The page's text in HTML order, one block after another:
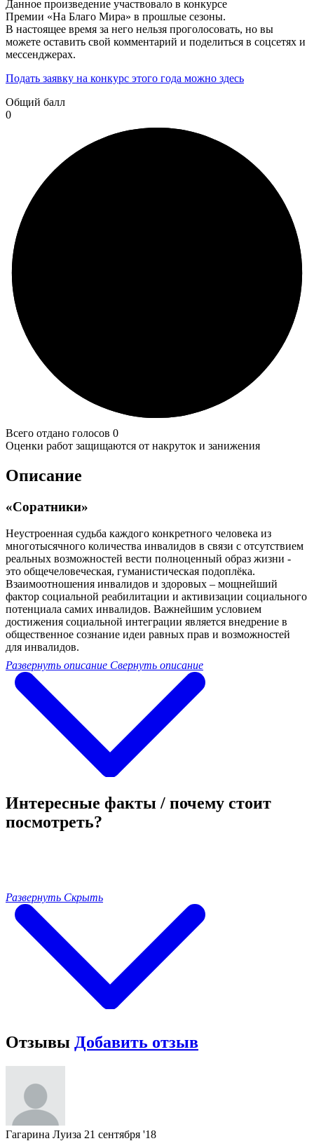
Данное произведение участвовало в конкурсе
Премии «На Благо Мира» в прошлые сезоны.
В настоящее время за него нельзя проголосовать, но вы
можете оставить свой комментарий и поделиться в соцсетях и
мессенджерах.
Подать заявку на конкурс этого года можно здесь
Общий балл
0
Всего отдано голосов 0
Оценки работ защищаются от накруток и занижения
Описание
«Соратники»
Неустроенная судьба каждого конкретного человека из
многотысячного количества инвалидов в связи с отсутствием
реальных возможностей вести полноценный образ жизни -
это общечеловеческая, гуманистическая подоплёка.
Взаимоотношения инвалидов и здоровых – мощнейший
фактор социальной реабилитации и активизации социального
потенциала самих инвалидов. Важнейшим условием
достижения социальной интеграции является внедрение в
общественное сознание идеи равных прав и возможностей
для инвалидов.
Развернуть описание Свернуть описание
Интересные факты / почему стоит
посмотреть?
Развернуть Скрыть
Отзывы Добавить отзыв
Гагарина Луиза 21 сентября '18